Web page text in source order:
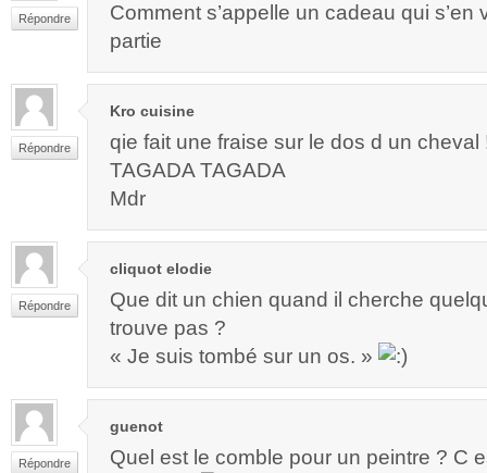
Répondre
Comment s’appelle un cadeau qui s’en
partie
Répondre
Kro cuisine
qie fait une fraise sur le dos d un cheval
TAGADA TAGADA
Mdr
Répondre
cliquot elodie
Que dit un chien quand il cherche
trouve pas ?
« Je suis tombé sur un os. »
Répondre
guenot
Quel est le comble pour un peintre ? C